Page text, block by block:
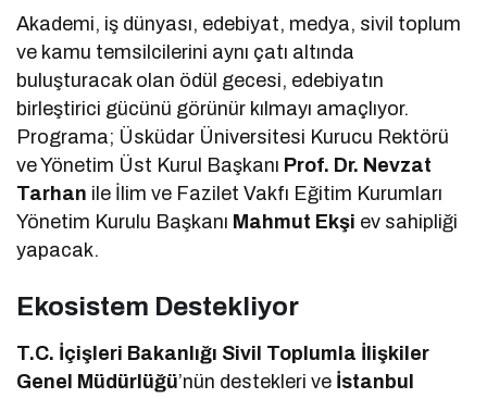
Akademi, iş dünyası, edebiyat, medya, sivil toplum
ve kamu temsilcilerini aynı çatı altında
buluşturacak olan ödül gecesi, edebiyatın
birleştirici gücünü görünür kılmayı amaçlıyor.
Programa; Üsküdar Üniversitesi Kurucu Rektörü
ve Yönetim Üst Kurul Başkanı Prof. Dr. Nevzat
Tarhan ile İlim ve Fazilet Vakfı Eğitim Kurumları
Yönetim Kurulu Başkanı Mahmut Ekşi ev sahipliği
yapacak.
Ekosistem Destekliyor
T.C. İçişleri Bakanlığı Sivil Toplumla İlişkiler
Genel Müdürlüğü’nün destekleri ve İstanbul